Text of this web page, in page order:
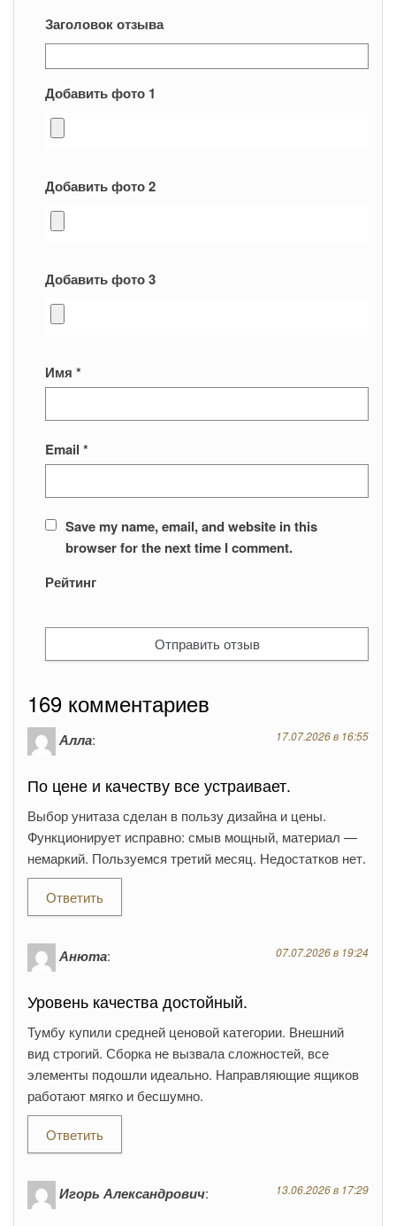
Заголовок отзыва
Добавить фото 1
Добавить фото 2
Добавить фото 3
Имя *
Email *
Save my name, email, and website in this
browser for the next time I comment.
Рейтинг
169 комментариев
Алла: 17.07.2026 в 16:55
По цене и качеству все устраивает.
Выбор унитаза сделан в пользу дизайна и цены.
Функционирует исправно: смыв мощный, материал —
немаркий. Пользуемся третий месяц. Недостатков нет.
Ответить
Анюта: 07.07.2026 в 19:24
Уровень качества достойный.
Тумбу купили средней ценовой категории. Внешний
вид строгий. Сборка не вызвала сложностей, все
элементы подошли идеально. Направляющие ящиков
работают мягко и бесшумно.
Ответить
Игорь Александрович: 13.06.2026 в 17:29